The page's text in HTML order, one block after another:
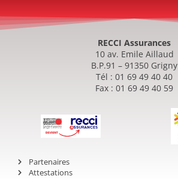
RECCI Assurances
10 av. Emile Aillaud
B.P.91 – 91350 Grigny
Tél : 01 69 49 40 40
Fax : 01 69 49 40 59
Partenaires
Attestations